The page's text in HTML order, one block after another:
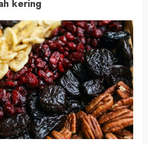
kering